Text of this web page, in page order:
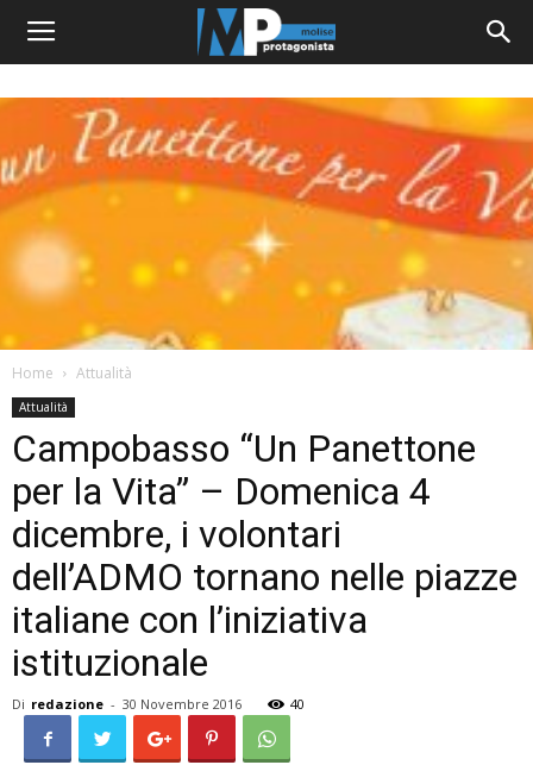
Home Attualità
Attualità
Campobasso “Un Panettone
per la Vita” – Domenica 4
dicembre, i volontari
dell’ADMO tornano nelle piazze
italiane con l’iniziativa
istituzionale
Di redazione - 30 Novembre 2016 40